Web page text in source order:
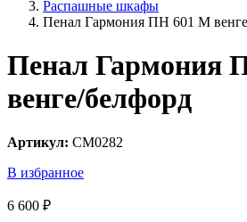
Распашные шкафы
Пенал Гармония ПН 601 М
Пенал Гармония
венге/белфорд
Артикул: СМ0282
В избранное
6 600 ₽